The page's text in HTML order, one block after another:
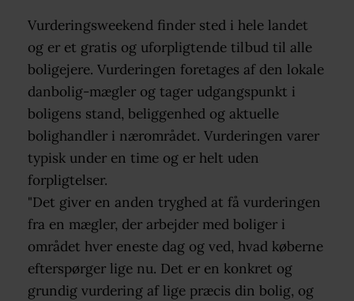
Vurderingsweekend finder sted i hele landet
og er et gratis og uforpligtende tilbud til alle
boligejere. Vurderingen foretages af den lokale
danbolig-mægler og tager udgangspunkt i
boligens stand, beliggenhed og aktuelle
bolighandler i nærområdet. Vurderingen varer
typisk under en time og er helt uden
forpligtelser.
"Det giver en anden tryghed at få vurderingen
fra en mægler, der arbejder med boliger i
området hver eneste dag og ved, hvad køberne
efterspørger lige nu. Det er en konkret og
grundig vurdering af lige præcis din bolig, og